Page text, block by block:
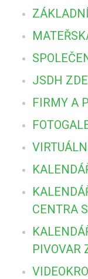
JSDH
FIRMY A
CENTRA
PIVOVAR